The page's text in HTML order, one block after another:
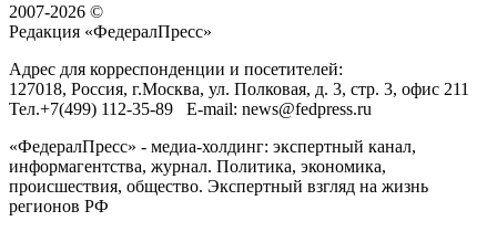
2007-2026 ©
Редакция «ФедералПресс»
Адрес для корреспонденции и посетителей:
127018, Россия, г.Москва, ул. Полковая, д. 3, стр. 3, офис 211
Тел.+7(499) 112-35-89 E-mail: news@fedpress.ru
«ФедералПресс» - медиа-холдинг: экспертный канал,
информагентства, журнал. Политика, экономика,
происшествия, общество. Экспертный взгляд на жизнь
регионов РФ